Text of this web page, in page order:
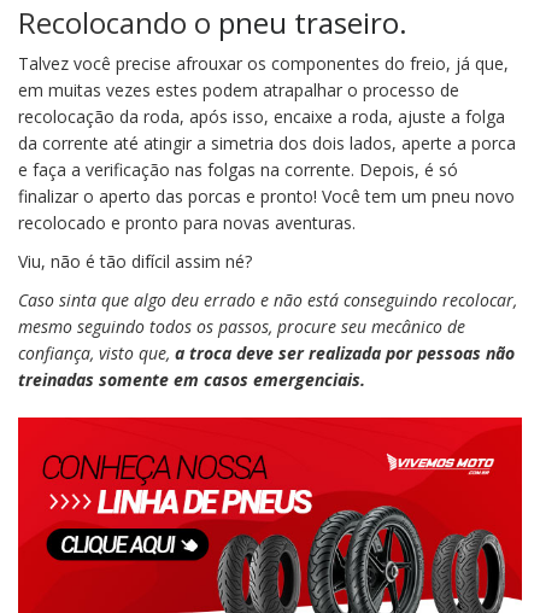
Recolocando o pneu traseiro.
Talvez você precise afrouxar os componentes do freio, já que,
em muitas vezes estes podem atrapalhar o processo de
recolocação da roda, após isso, encaixe a roda, ajuste a folga
da corrente até atingir a simetria dos dois lados, aperte a porca
e faça a verificação nas folgas na corrente. Depois, é só
finalizar o aperto das porcas e pronto! Você tem um pneu novo
recolocado e pronto para novas aventuras.
Viu, não é tão difícil assim né?
Caso sinta que algo deu errado e não está conseguindo recolocar,
mesmo seguindo todos os passos, procure seu mecânico de
confiança, visto que, a troca deve ser realizada por pessoas não
treinadas somente em casos emergenciais.